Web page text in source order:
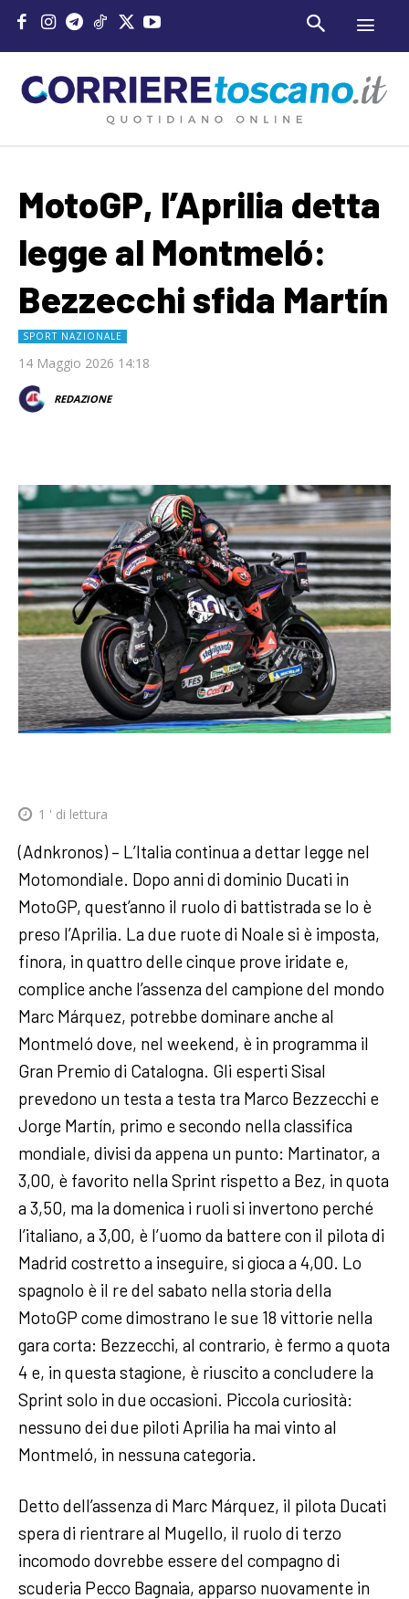
MotoGP, l’Aprilia detta
legge al Montmeló:
Bezzecchi sfida Martín
SPORT NAZIONALE
14 Maggio 2026 14:18
REDAZIONE
1 ' di lettura
(Adnkronos) – L’Italia continua a dettar legge nel
Motomondiale. Dopo anni di dominio Ducati in
MotoGP, quest’anno il ruolo di battistrada se lo è
preso l’Aprilia. La due ruote di Noale si è imposta,
finora, in quattro delle cinque prove iridate e,
complice anche l’assenza del campione del mondo
Marc Márquez, potrebbe dominare anche al
Montmeló dove, nel weekend, è in programma il
Gran Premio di Catalogna. Gli esperti Sisal
prevedono un testa a testa tra Marco Bezzecchi e
Jorge Martín, primo e secondo nella classifica
mondiale, divisi da appena un punto: Martinator, a
3,00, è favorito nella Sprint rispetto a Bez, in quota
a 3,50, ma la domenica i ruoli si invertono perché
l’italiano, a 3,00, è l’uomo da battere con il pilota di
Madrid costretto a inseguire, si gioca a 4,00. Lo
spagnolo è il re del sabato nella storia della
MotoGP come dimostrano le sue 18 vittorie nella
gara corta: Bezzecchi, al contrario, è fermo a quota
4 e, in questa stagione, è riuscito a concludere la
Sprint solo in due occasioni. Piccola curiosità:
nessuno dei due piloti Aprilia ha mai vinto al
Montmeló, in nessuna categoria.
Detto dell’assenza di Marc Márquez, il pilota Ducati
spera di rientrare al Mugello, il ruolo di terzo
incomodo dovrebbe essere del compagno di
scuderia Pecco Bagnaia, apparso nuovamente in